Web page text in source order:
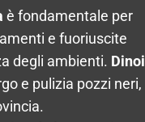
è fondamentale per
e fuoriuscite
degli ambienti. Dinoi
e pulizia pozzi neri,